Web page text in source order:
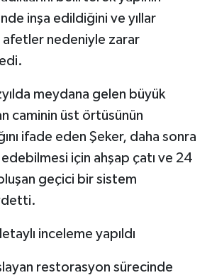
inşa edildiğini ve yıllar
nedeniyle zarar
meydana gelen büyük
caminin üst örtüsünün
ifade eden Şeker, daha sonra
için ahşap çatı ve 24
geçici bir sistem
inceleme yapıldı
restorasyon sürecinde